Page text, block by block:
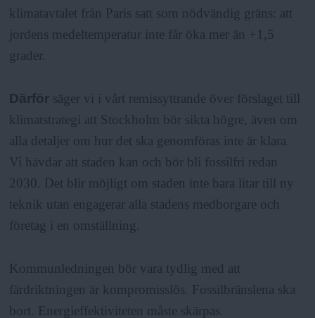
klimatavtalet från Paris satt som nödvändig gräns: att
jordens medeltemperatur inte får öka mer än +1,5
grader.
Därför säger vi i vårt remissyttrande över förslaget till
klimatstrategi att Stockholm bör sikta högre, även om
alla detaljer om hur det ska genomföras inte är klara.
Vi hävdar att staden kan och bör bli fossilfri redan
2030. Det blir möjligt om staden inte bara litar till ny
teknik utan engagerar alla stadens medborgare och
företag i en omställning.
Kommunledningen bör vara tydlig med att
färdriktningen är kompromisslös. Fossilbränslena ska
bort. Energieffektiviteten måste skärpas.